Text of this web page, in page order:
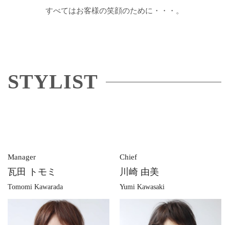
すべてはお客様の笑顔のために・・・。
STYLIST
Manager
瓦田 トモミ
Tomomi Kawarada
Chief
川崎 由美
Yumi Kawasaki